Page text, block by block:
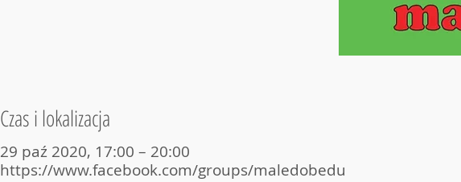
Czas i lokalizacja
29 paź 2020, 17:00 – 20:00
https://www.facebook.com/groups/maledobedu